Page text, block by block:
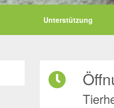
Unterstützung